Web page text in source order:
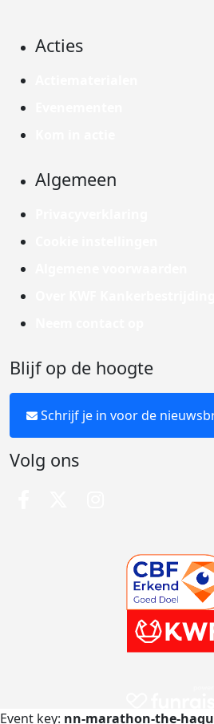
Acties
Algemeen
Blijf op de hoogte
Schrijf je in voor de
Volg ons
Event key: nn-marathon-the-